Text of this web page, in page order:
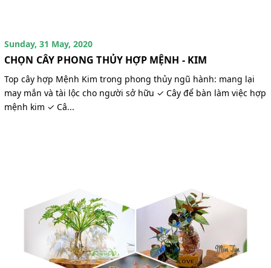
Sunday, 31 May, 2020
CHỌN CÂY PHONG THỦY HỢP MỆNH - KIM
Top cây hợp Mệnh Kim trong phong thủy ngũ hành: mang lại
may mắn và tài lộc cho người sở hữu ✓ Cây để bàn làm việc hợp
mệnh kim ✓ Câ...